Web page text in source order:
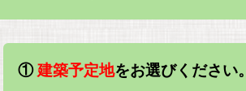
①建築予定地をお選びください。